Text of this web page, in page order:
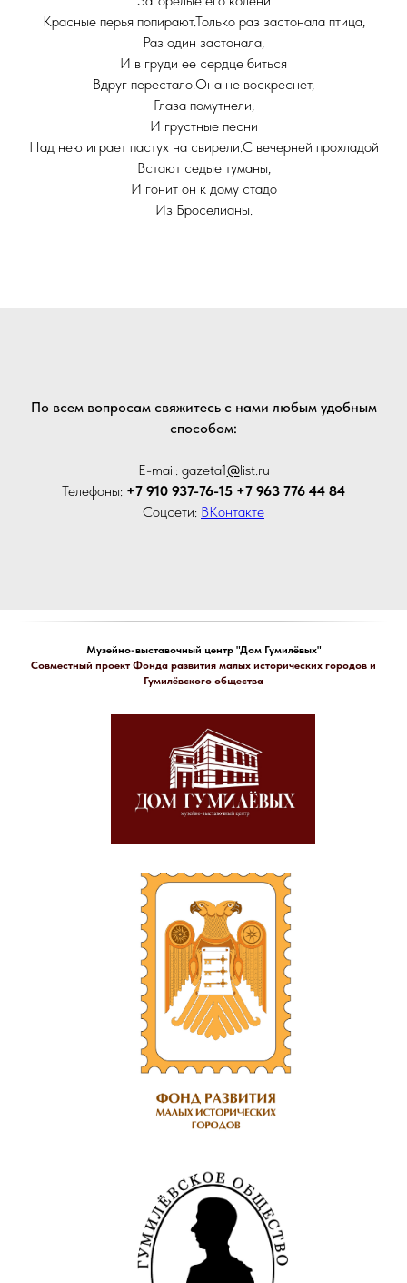
Красные перья попирают.Только раз застонала птица,
Раз один застонала,
И в груди ее сердце биться
Вдруг перестало.Она не воскреснет,
Глаза помутнели,
И грустные песни
Над нею играет пастух на свирели.С вечерней прохладой
Встают седые туманы,
И гонит он к дому стадо
Из Броселианы.
По всем вопросам свяжитесь с нами любым удобным
способом:
E-mail: gazeta1@list.ru
Телефоны: +7 910 937-76-15 +7 963 776 44 84
Соцсети: ВКонтакте
Музейно-выставочный центр "Дом Гумилёвых"
Совместный проект Фонда развития малых исторических городов и
Гумилёвского общества